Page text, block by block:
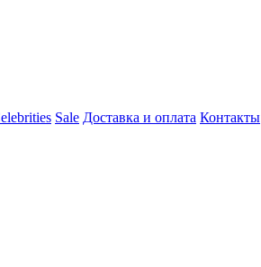
Sale Доставка и оплата Контакты